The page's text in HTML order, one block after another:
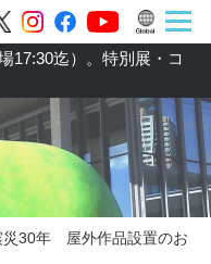
17:30迄）。特別展・コ
災30年 屋外作品設置のお